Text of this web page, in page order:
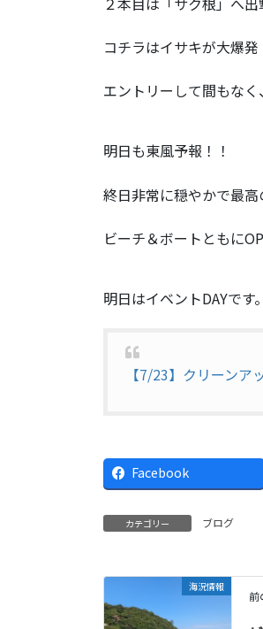
コチラはイサキが大爆発
エントリーして間もなく
明日も東風予報！！
終日非常に穏やかで最高
ビーチ＆ボートともに
明日はイベントDAYです。
【7/23】クリーン
Facebook
カテゴリー ブログ
海況情報
前